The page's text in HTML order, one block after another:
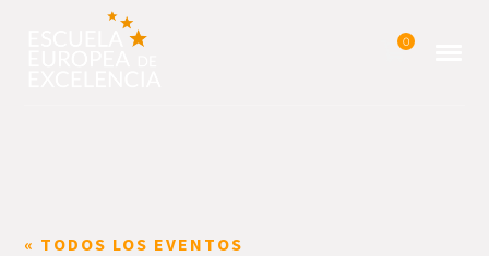
0
« TODOS LOS EVENTOS